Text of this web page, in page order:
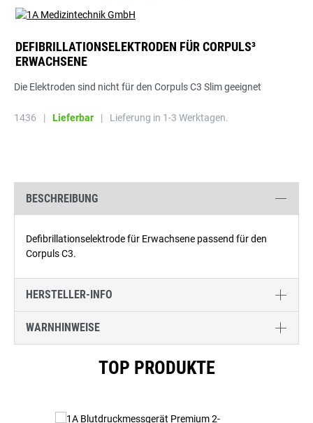
DEFIBRILLATIONSELEKTRODEN FÜR CORPULS³
ERWACHSENE
Die Elektroden sind nicht für den Corpuls C3 Slim geeignet
1436 | Lieferbar | Lieferung in 1-3 Werktagen.
BESCHREIBUNG
Defibrillationselektrode für Erwachsene passend für den
Corpuls C3.
HERSTELLER-INFO
WARNHINWEISE
TOP PRODUKTE